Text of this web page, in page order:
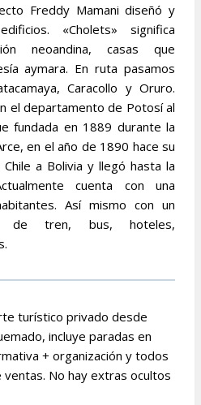
Freddy Mamani diseñó y
«Cholets» significa
neoandina, casas que
aymara. En ruta pasamos
Caracollo y Oruro.
el departamento de Potosí al
fundada en 1889 durante la
en el año de 1890 hace su
a Bolivia y llegó hasta la
cuenta con una
Así mismo con un
de tren, bus, hoteles,
turístico privado desde
incluye paradas en
+ organización y todos
No hay extras ocultos